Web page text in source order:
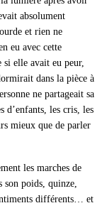
absolument
et rien ne
eu avec cette
elle avait eu peur,
dans la pièce à
ne partageait sa
d’enfants, les cris, les
mieux que de parler
les marches de
son poids, quinze,
différents… et